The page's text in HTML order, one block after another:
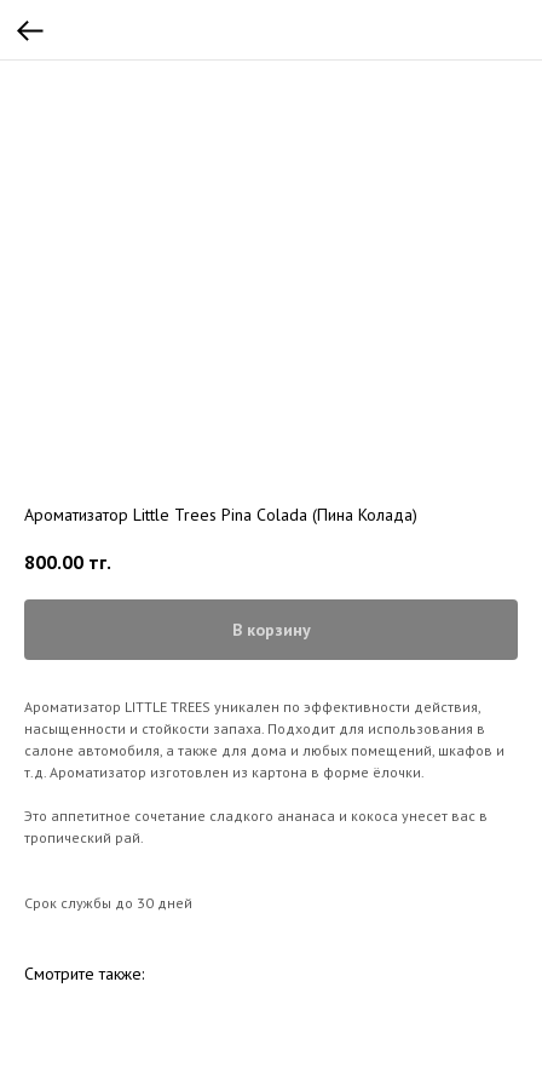
Ароматизатор Little Trees Pina Colada (Пина Колада)
800.00 тг.
В корзину
Ароматизатор LITTLE TREES уникален по эффективности действия,
насыщенности и стойкости запаха. Подходит для использования в
салоне автомобиля, а также для дома и любых помещений, шкафов и
т.д. Ароматизатор изготовлен из картона в форме ёлочки.
Это аппетитное сочетание сладкого ананаса и кокоса унесет вас в
тропический рай.
Срок службы до 30 дней
Смотрите также: